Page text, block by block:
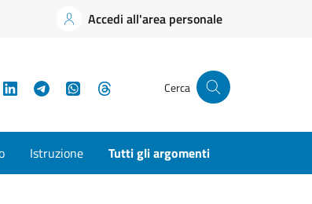
Accedi all'area personale
LinkedInTelegramWhatsApp Cerca
Istruzione Tutti gli argomenti